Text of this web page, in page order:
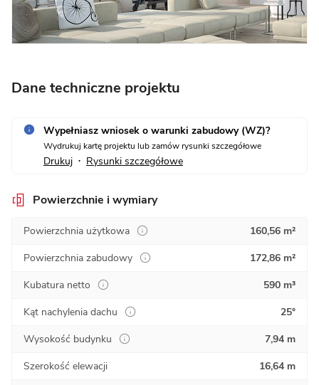
Dane techniczne projektu
Wypełniasz wniosek o warunki zabudowy (WZ)?
Wydrukuj kartę projektu lub zamów rysunki szczegółowe
Drukuj • Rysunki szczegółowe
Powierzchnie i wymiary
Powierzchnia użytkowa
160,56 m²
Powierzchnia zabudowy
172,86 m²
Kubatura netto
590 m³
Kąt nachylenia dachu
25°
Wysokość budynku
7,94 m
Szerokość elewacji
16,64 m